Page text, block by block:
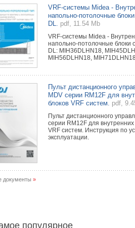
Уже через месяц в
можно будет
солнечные панели в
С 1 сентября снимается
микрогенерацию в
30 ИЮЛЯ 2026
двигателями Sysimple
Новинка от Системэйр —
прямоугольный канальный ...
30 ИЮЛЯ 2026
Краска для окон: как
состав, который не
растрескается после
30 ИЮЛЯ 2026
VRF-системы Midea -
напольно-потолочные
DL.
pdf, 11.54 Mb
VRF-системы Midea -
напольно-потолочные блоки
DL: MIH36DLHN18,
MIH56DLHN18,
Пульт дистанционного
MDV серии RM12F для
блоков VRF систем.
pdf,
Пульт дистанционного
серии RM12F для внутренних
VRF систем. Инструкция по
эксплуатации.
документы »
популярное